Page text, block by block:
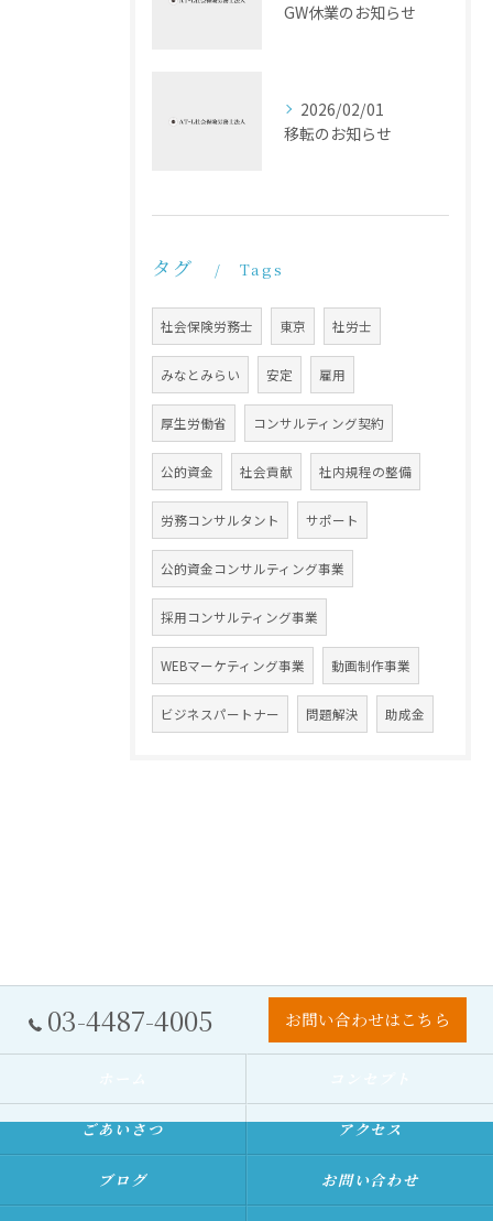
GW休業のお知らせ
2026/02/01
移転のお知らせ
タグ Tags
社会保険労務士 東京 社労士
みなとみらい 安定 雇用
厚生労働省 コンサルティング契約
公的資金 社会貢献 社内規程の整備
労務コンサルタント サポート
公的資金コンサルティング事業
採用コンサルティング事業
WEBマーケティング事業 動画制作事業
ビジネスパートナー 問題解決 助成金
03-4487-4005 お問い合わせはこちら
ごあいさつ アクセス
ブログ お問い合わせ